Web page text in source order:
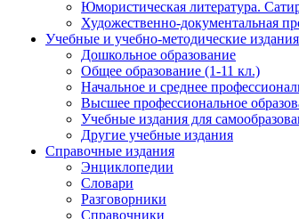
Юмористическая литература.
Художественно-документальная
Учебные и учебно-методические издания
Дошкольное образование
Общее образование (1-11 кл.)
Начальное и среднее
Высшее профессиональное
Учебные издания для
Другие учебные издания
Справочные издания
Энциклопедии
Словари
Разговорники
Справочники